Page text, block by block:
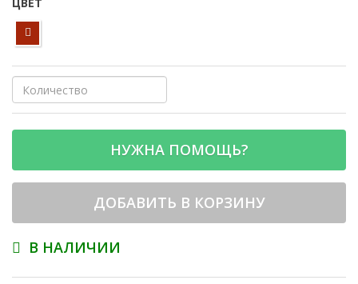
НУЖНА ПОМОЩЬ?
ДОБАВИТЬ В КОРЗИНУ
В НАЛИЧИИ